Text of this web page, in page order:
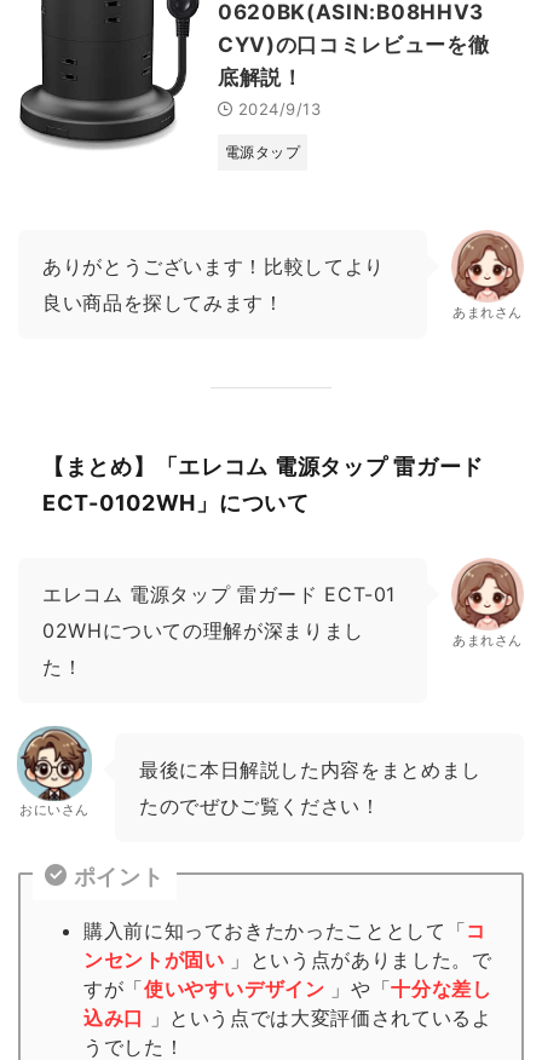
0620BK(ASIN:B08HHV3
CYV)の口コミレビューを徹
底解説！
2024/9/13
電源タップ
ありがとうございます！比較してより
良い商品を探してみます！
あまれさん
【まとめ】「エレコム 電源タップ 雷ガード
ECT-0102WH」について
エレコム 電源タップ 雷ガード ECT-01
02WHについての理解が深まりまし
た！
あまれさん
おにいさん
最後に本日解説した内容をまとめまし
たのでぜひご覧ください！
ポイント
購入前に知っておきたかったこととして「コ
ンセントが固い 」という点がありました。で
すが「使いやすいデザイン 」や「十分な差し
込み口
」という点では大変評価されているよ
うでした！